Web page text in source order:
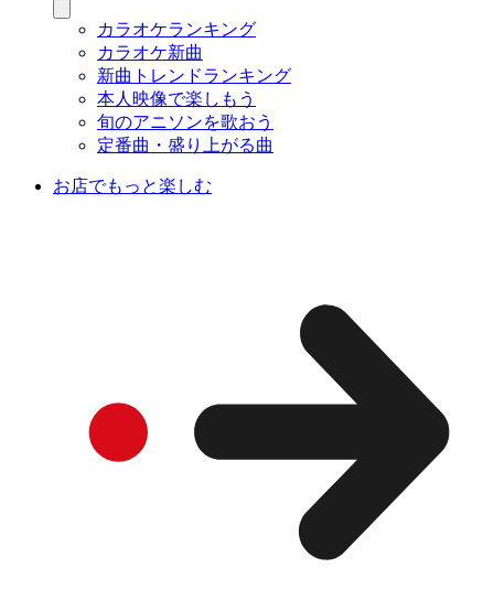
カラオケランキング
カラオケ新曲
新曲トレンドランキング
本人映像で楽しもう
旬のアニソンを歌おう
定番曲・盛り上がる曲
お店でもっと楽しむ